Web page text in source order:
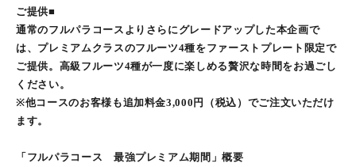
ご提供■
通常のフルパラコースよりさらにグレードアップした本企画で
は、プレミアムクラスのフルーツ4種をファーストプレート限定で
ご提供。高級フルーツ4種が一度に楽しめる贅沢な時間をお過ごし
ください。
※他コースのお客様も追加料金3,000円（税込）でご注文いただけ
ます。
「フルパラコース 最強プレミアム期間」概要